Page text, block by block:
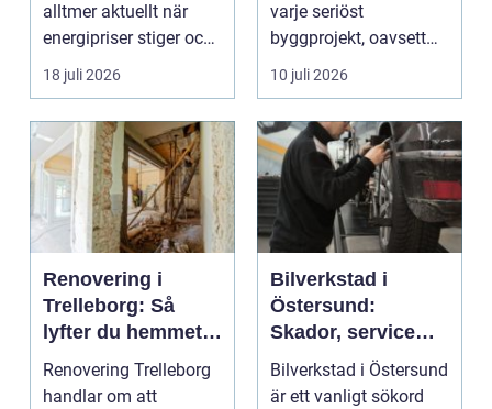
alltmer aktuellt när
energipriser stiger och
fler vill sän...
18 juli 2026
varje seriöst
byggprojekt, oavsett
om det handlar om en
10 juli 2026
Renovering i
Trelleborg: Så
lyfter du hemmet
på ett smart sätt
Renovering Trelleborg
handlar om att
Bilverkstad i
Östersund:
Skador, service
och smarta val för
din bil
Bilverkstad i Östersund
är ett vanligt sökord